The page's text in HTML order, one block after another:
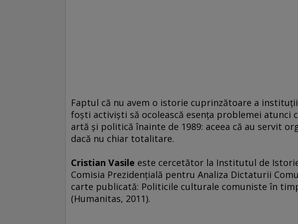
Faptul că nu avem o istorie cuprinzătoare a
foşti activişti să ocolească esenţa problemei
artă şi politică înainte de 1989: aceea că au servit
dacă nu chiar totalitare.
Cristian Vasile este cercetător la Institutul de
Comisia Prezidenţială pentru Analiza Dictaturii
carte publicată: Politicile culturale comuniste în
(Humanitas, 2011).